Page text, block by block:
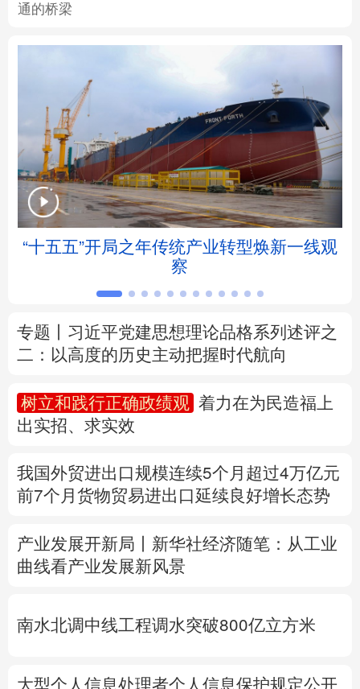
公益
地方频道
北京 天津 河北 山西
辽宁 吉林 上海 江苏
浙江 安徽 福建 江西
河南 湖北
广东 广西 海南 重庆
陕西 甘肃
English Español
通的桥梁
“十五五”开局之年传统产业转型焕新一线观
察
专题丨 习近平党建思想理论品格系列述评之
二：以高度的历史主动把握时代航向
树立和践行正确政绩观
着力在为民造福上
出实招、求实效
我国外贸进出口规模连续5个月超过4万亿元
前7个月货物贸易进出口延续良好增长态势
产业发展开新局丨 新华社经济随笔：从工业
曲线看产业发展新风景
南水北调中线工程调水突破800亿立方米
大型个人信息处理者个人信息保护规定公开